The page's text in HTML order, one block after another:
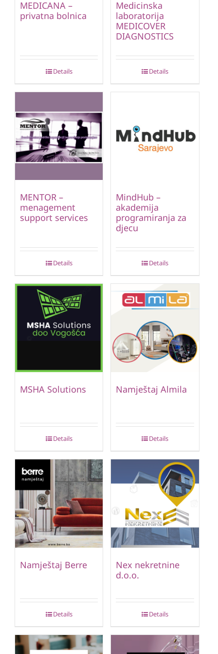
MEDICANA –
privatna bolnica
Details
Medicinska
laboratorija
MEDICOVER
DIAGNOSTICS
Details
MENTOR –
menagement
support services
Details
MindHub –
akademija
programiranja za
djecu
Details
MSHA Solutions
Details
Namještaj Almila
Details
Namještaj Berre
Details
Nex nekretnine
d.o.o.
Details